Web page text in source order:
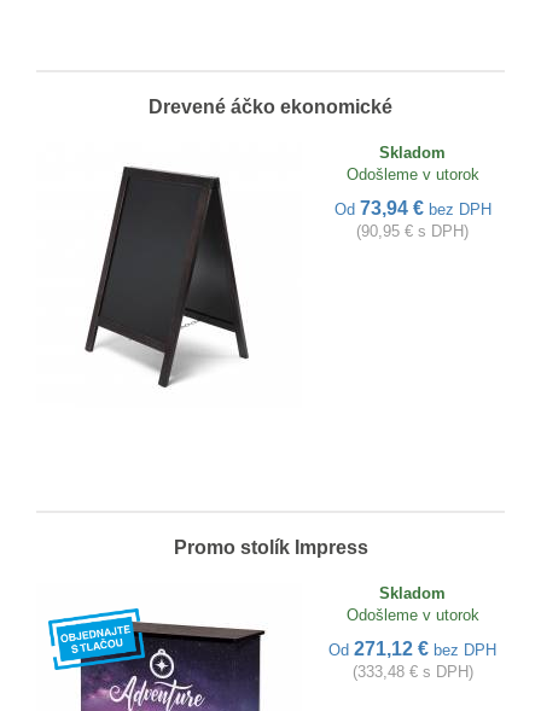
Drevené áčko ekonomické
Skladom
Odošleme v utorok
Od 73,94 € bez DPH
(90,95 € s DPH)
Promo stolík Impress
Skladom
Odošleme v utorok
Od 271,12 € bez DPH
(333,48 € s DPH)